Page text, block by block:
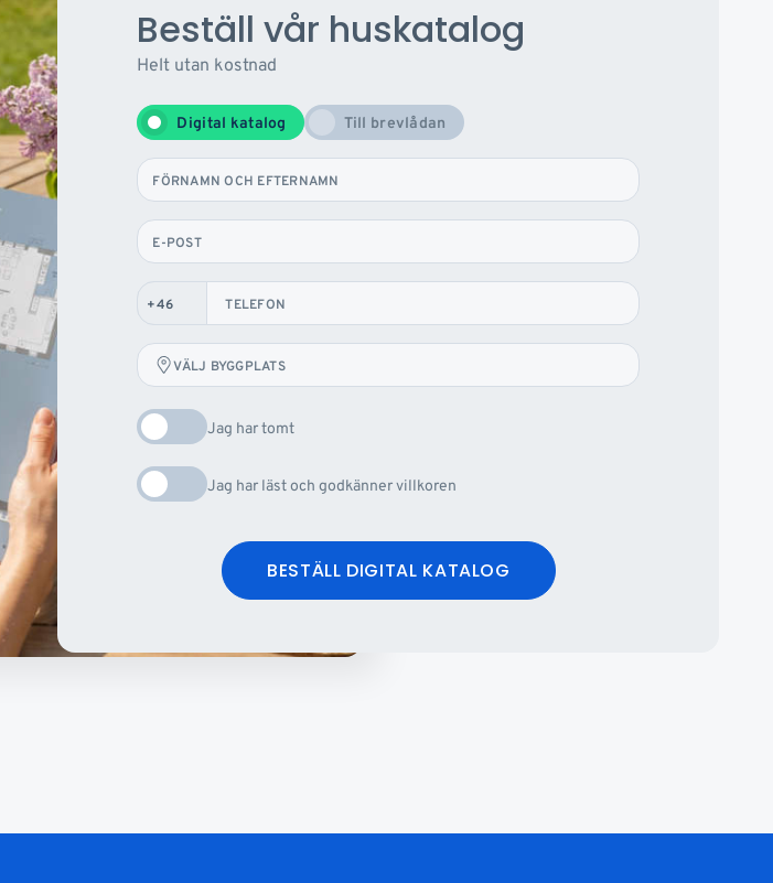
Beställ vår huskatalog
Helt utan kostnad
Digital katalog Till brevlådan
FÖRNAMN OCH EFTERNAMN
E-POST
TELEFON
VÄLJ BYGGPLATS
Jag har tomt
Jag har läst och godkänner villkoren
BESTÄLL DIGITAL KATALOG